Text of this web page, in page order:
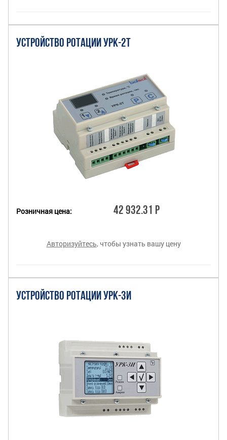
УСТРОЙСТВО РОТАЦИИ УРК-2Т
Розничная цена: 42 932.31 Р
Авторизуйтесь, чтобы узнать вашу цену
УСТРОЙСТВО РОТАЦИИ УРК-3И